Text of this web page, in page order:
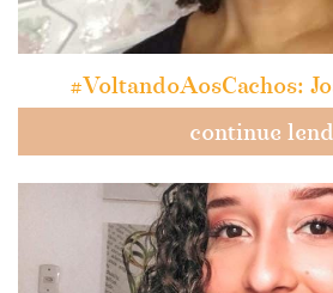
#VoltandoAosCachos:
continue